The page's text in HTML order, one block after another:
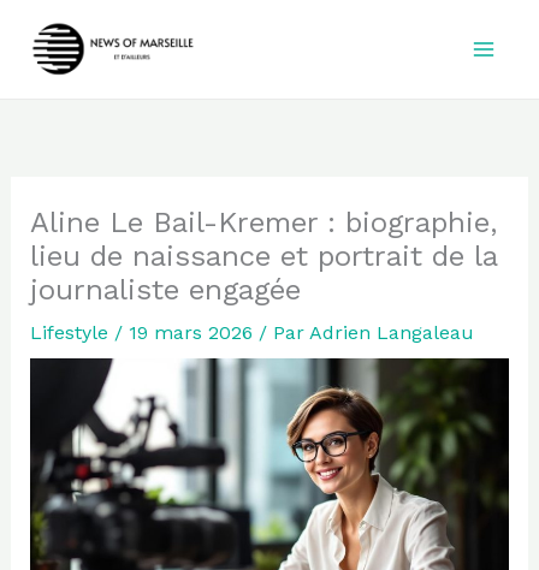
Aline Le Bail-Kremer : biographie,
lieu de naissance et portrait de la
journaliste engagée
Lifestyle / 19 mars 2026 / Par Adrien Langaleau